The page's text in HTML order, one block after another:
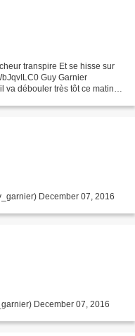
transpire Et se hisse sur
Guy Garnier
va débouler très tôt ce matin
December 07, 2016
December 07, 2016